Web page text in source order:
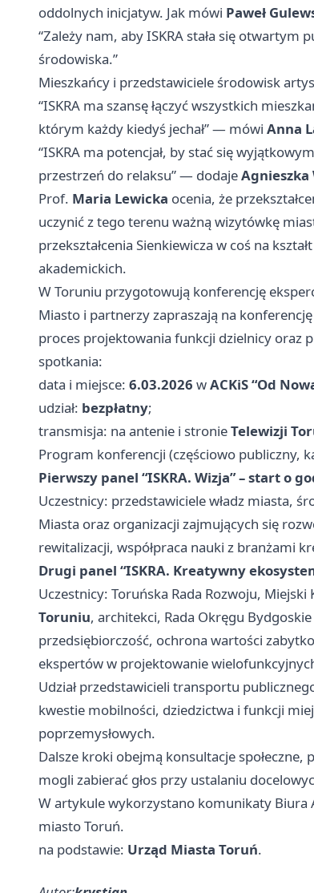
oddolnych inicjatyw. Jak mówi Paweł
“Zależy nam, aby ISKRA stała się
środowiska.”
Mieszkańcy i przedstawiciele środowisk
“ISKRA ma szansę łączyć wszystkich
którym każdy kiedyś jechał” — mówi Anna
“ISKRA ma potencjał, by stać się
przestrzeń do relaksu” — dodajeAgnieszka
Prof. Maria Lewicka ocenia, że
uczynić z tego terenu ważną wizytówkę
przekształcenia Sienkiewicza w coś na
akademickich.
W Toruniu przygotowują konferencję
Miasto i partnerzy zapraszają na
proces projektowania funkcji dzielnicy oraz
spotkania:
data i miejsce: 6.03.2026 wACKiS “Od
udział: bezpłatny;
transmisja: na antenie i stronieTelewizji
Program konferencji (częściowo publiczny,
Pierwszy panel “ISKRA. Wizja” – start o
Uczestnicy: przedstawiciele władz miasta,
Miasta oraz organizacji zajmujących się
rewitalizacji, współpraca nauki z branżami
Drugi panel “ISKRA. Kreatywny
Uczestnicy: Toruńska Rada Rozwoju,
Toruniu, architekci, Rada Okręgu
przedsiębiorczość, ochrona wartości
ekspertów w projektowanie
Udział przedstawicieli transportu
kwestie mobilności, dziedzictwa i funkcji
poprzemysłowych.
Dalsze kroki obejmą konsultacje
mogli zabierać głos przy ustalaniu
W artykule wykorzystano komunikaty Biura
miasto Toruń.
na podstawie: Urząd Miasta Toruń.